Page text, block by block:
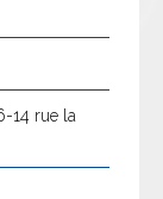
14 rue la